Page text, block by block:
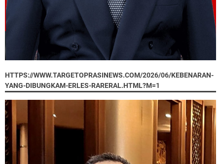
HTTPS://WWW.TARGETOPRASINEWS.COM/2026/06/KEBENARAN-
YANG-DIBUNGKAM-ERLES-RARERAL.HTML?M=1